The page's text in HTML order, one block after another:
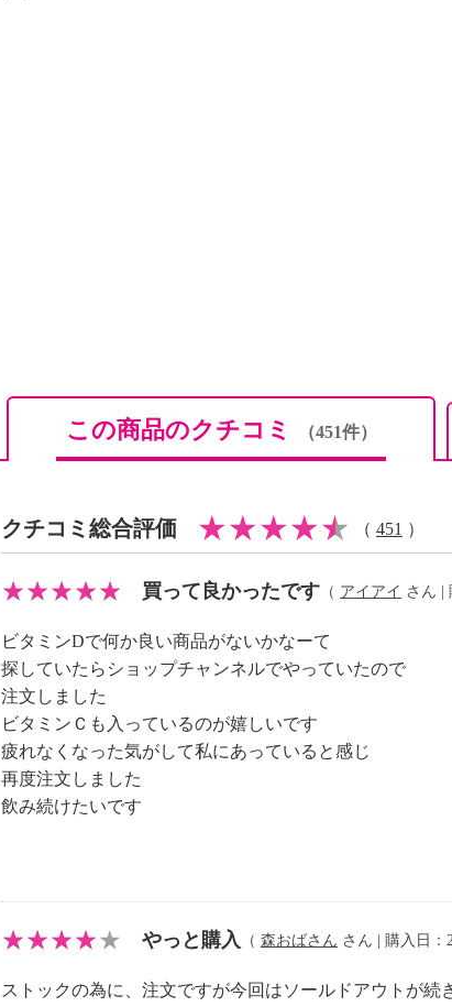
※原料原産地について、商品パッケージと差異がある場
ありますが、商品説明に記載しているとおりです
表示しているアレルギー物質は、特定原材料を対象にし
ます。
■アレルギー表示：なし
■コンタミネーション注意喚起表示：なし
この商品のクチコミ （451件）
クチコミ総合評価 （ 451 ）
買って良かったです （ アイアイ さん |
ビタミンDで何か良い商品がないかなーて
探していたらショップチャンネルでやっていたので
注文しました
ビタミンＣも入っているのが嬉しいです
疲れなくなった気がして私にあっていると感じ
再度注文しました
飲み続けたいです
やっと購入 （ 森おばさん さん | 購入日：
ストックの為に、注文ですが今回はソールドアウトが